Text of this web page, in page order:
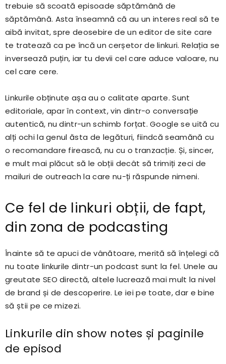
trebuie să scoată episoade săptămână de
săptămână. Asta înseamnă că au un interes real să te
aibă invitat, spre deosebire de un editor de site care
te tratează ca pe încă un cerșetor de linkuri. Relația se
inversează puțin, iar tu devii cel care aduce valoare, nu
cel care cere.
Linkurile obținute așa au o calitate aparte. Sunt
editoriale, apar în context, vin dintr-o conversație
autentică, nu dintr-un schimb forțat. Google se uită cu
alți ochi la genul ăsta de legături, fiindcă seamănă cu
o recomandare firească, nu cu o tranzacție. Și, sincer,
e mult mai plăcut să le obții decât să trimiți zeci de
mailuri de outreach la care nu-ți răspunde nimeni.
Ce fel de linkuri obții, de fapt,
din zona de podcasting
Înainte să te apuci de vânătoare, merită să înțelegi că
nu toate linkurile dintr-un podcast sunt la fel. Unele au
greutate SEO directă, altele lucrează mai mult la nivel
de brand și de descoperire. Le iei pe toate, dar e bine
să știi pe ce mizezi.
Linkurile din show notes și paginile
de episod